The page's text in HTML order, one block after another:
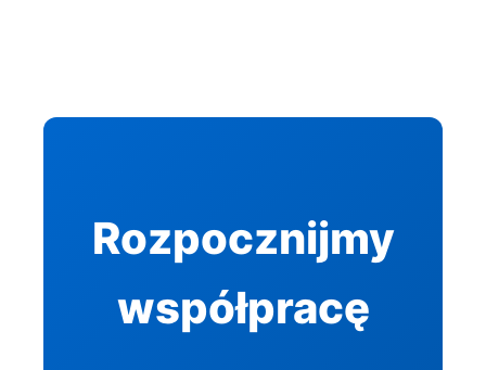
Rozpocznijmy
współpracę